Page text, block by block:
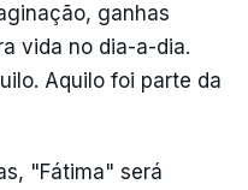
ganhas
vida no dia-a-dia.
Aquilo foi parte da
"Fátima" será